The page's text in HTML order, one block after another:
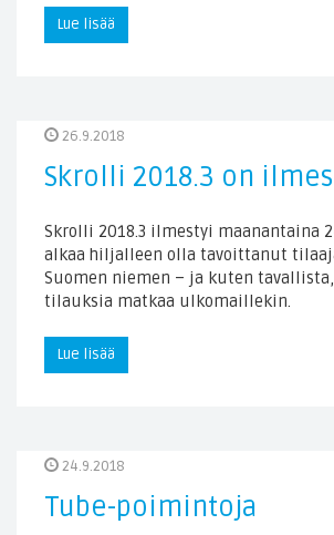
Lue lisää
26.9.2018
Skrolli 2018.3 on
Skrolli 2018.3 ilmestyi maanantaina
alkaa hiljalleen olla tavoittanut
Suomen niemen – ja kuten
tilauksia matkaa ulkomaillekin.
Lue lisää
24.9.2018
Tube-poimintoja